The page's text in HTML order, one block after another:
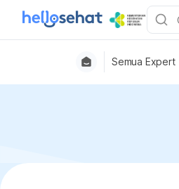
Semua Expert